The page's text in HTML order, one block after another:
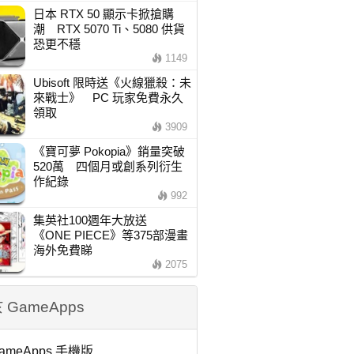
日本 RTX 50 顯示卡掀搶購
潮 RTX 5070 Ti、5080 供貨
恐更不穩
1149
Ubisoft 限時送《火線獵殺：未
來戰士》 PC 玩家免費永久
領取
3909
《寶可夢 Pokopia》銷量突破
520萬 四個月或創系列衍生
作紀錄
992
集英社100週年大放送
《ONE PIECE》等375部漫畫
海外免費睇
2075
GameApps
手機版